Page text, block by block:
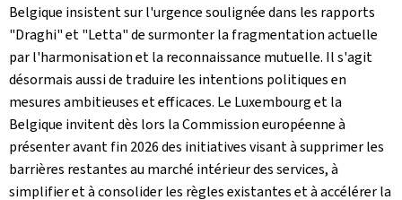
Belgique insistent sur l'urgence soulignée dans les rapports
"Draghi" et "Letta" de surmonter la fragmentation actuelle
par l'harmonisation et la reconnaissance mutuelle. Il s'agit
désormais aussi de traduire les intentions politiques en
mesures ambitieuses et efficaces. Le Luxembourg et la
Belgique invitent dès lors la Commission européenne à
présenter avant fin 2026 des initiatives visant à supprimer les
barrières restantes au marché intérieur des services, à
simplifier et à consolider les règles existantes et à accélérer la